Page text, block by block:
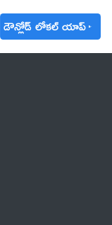
డౌన్లోడ్ లోకల్ యాప్